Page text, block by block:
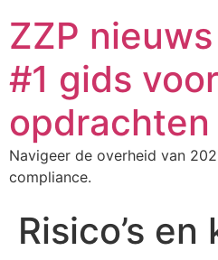
ZZP
#1 gids
Navigeer de overheid van
compliance.
Risico’s en